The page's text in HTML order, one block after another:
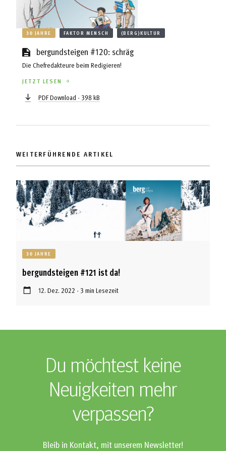
30 JAHRE FAKTOR MENSCH (BERG)KULTUR
bergundsteigen #120: schräg
Die Chefredakteure beim Redigieren!
JETZT LESEN
PDF Download - 398 kB
WEITERFÜHRENDE ARTIKEL
30 JAHRE
bergundsteigen #121 ist da!
12. Dez. 2022 - 3 min Lesezeit
Du möchtest keine
Neuigkeiten mehr
verpassen?
Bleib in Kontakt, mit unserem Newsletter!